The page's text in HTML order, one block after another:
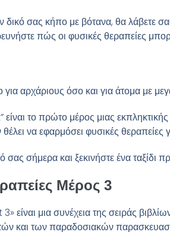
σας κήπο με βότανα, θα λάβετε
πώς οι φυσικές θεραπείες
αρχάριους όσο και για άτομα με
το πρώτο μέρος μιας
θέλει να εφαρμόσει φυσικές
σήμερα και ξεκινήστε ένα ταξίδι
Μέρος 3
μια συνέχεια της σειράς
και των παραδοσιακών